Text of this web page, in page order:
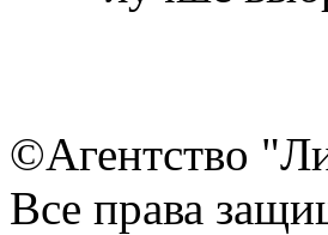
©Агентство
Все права